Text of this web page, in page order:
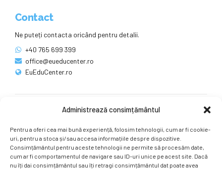
Administrează consimțământul
Pentru a oferi cea mai bună experiență, folosim tehnologii, cum ar fi cookie-
uri, pentru a stoca și/sau accesa informațiile despre dispozitive.
Consimțământul pentru aceste tehnologii ne permite să procesăm date,
cum ar fi comportamentul de navigare sau ID-uri unice pe acest site. Dacă
nu îți dai consimțământul sau îți retragi consimțământul dat poate avea
Contact
Ne puteți contacta oricând pentru detalii.
+40 765 699 399
office@eueducenter.ro
EuEduCenter.ro
Ne puteți găsi și pe rețelele sociale.